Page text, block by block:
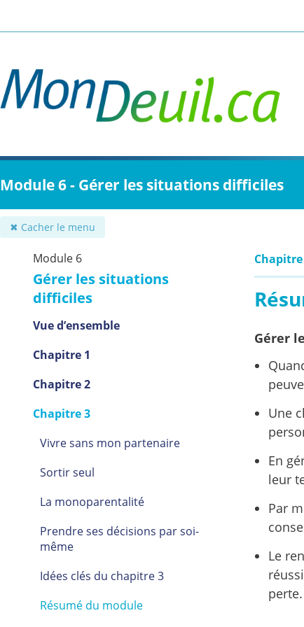
contenu
Module 6 - Gérer les situations difficiles
✖ Cacher le menu
Module 6
Gérer les situations
difficiles
Vue d’ensemble
Chapitre 1
Chapitre 2
Chapitre 3
Vivre sans mon partenaire
Sortir seul
La monoparentalité
Prendre ses décisions par soi-
même
Idées clés du chapitre 3
Résumé du module
Chapitre
Gérer
Une
En
leur
Par
Le
perte.